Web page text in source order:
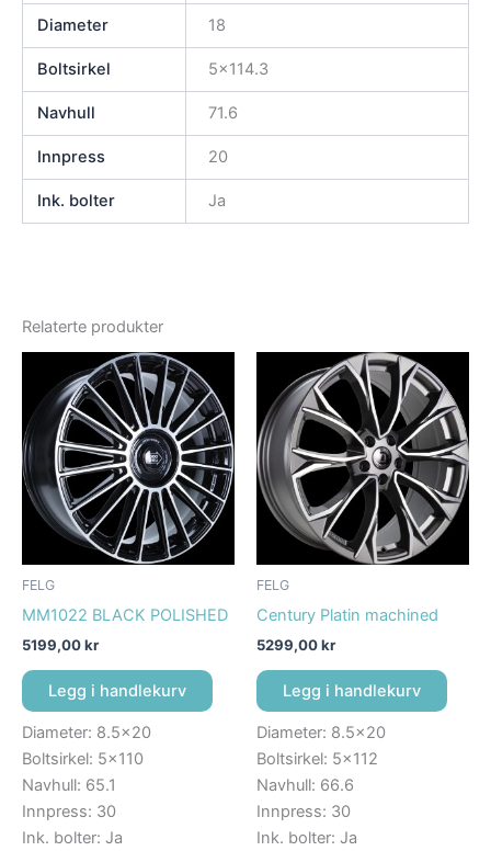
Diameter 18
Boltsirkel 5×114.3
Navhull 71.6
Innpress 20
Ink. bolter Ja
Relaterte produkter
FELG
MM1022 BLACK POLISHED
5199,00kr
Legg i handlekurv
Diameter: 8.5×20
Boltsirkel: 5×110
Navhull: 65.1
Innpress: 30
Ink. bolter: Ja
FELG
Century Platin machined
5299,00kr
Legg i handlekurv
Diameter: 8.5×20
Boltsirkel: 5×112
Navhull: 66.6
Innpress: 30
Ink. bolter: Ja